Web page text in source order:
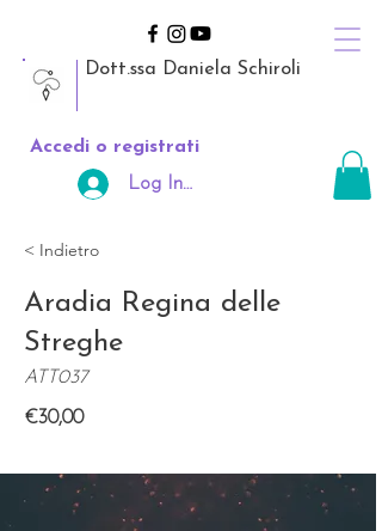
Dott.ssa Daniela Schiroli
Accedi o registrati
Log In Area Riservata
< Indietro
Aradia Regina delle
Streghe
ATT037
€30,00